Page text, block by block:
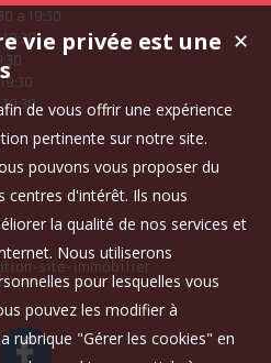
a 19:30
19:30
✕
vie privée est une
de vous offrir une expérience
pertinente sur notre site.
pouvons vous proposer du
centres d'intérêt. Ils nous
la qualité de nos services et
Nous utiliserons
pour lesquelles vous
pouvez les modifier à
rubrique "Gérer les cookies" en